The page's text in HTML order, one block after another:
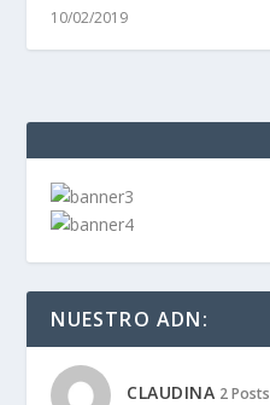
10/02/2019
NUESTRO ADN:
CLAUDINA 2 Posts